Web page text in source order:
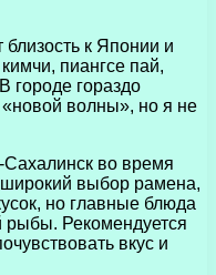
к Японии и
пиангсе пай,
городе гораздо
волны», но я не
во время
широкий выбор рамена,
но главные блюда
Рекомендуется
вкус и